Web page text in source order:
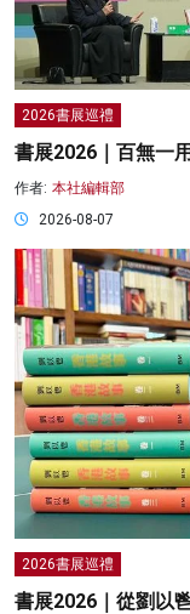
2026書展巡禮
書展2026｜百無一
作者: 本社編輯部
2026-08-07
2026書展巡禮
書展2026｜從劉以